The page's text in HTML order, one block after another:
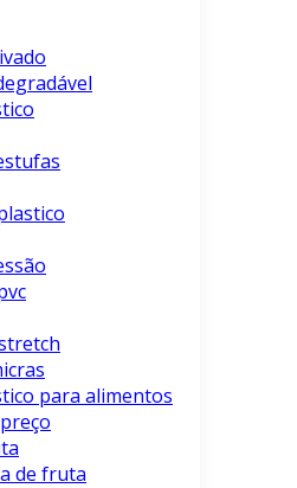
para alimentos
de fruta